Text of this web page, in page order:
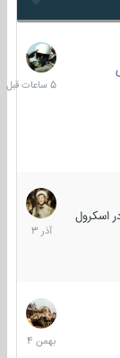
5
ساعات
قبل
7
آذر
1403
30
بهمن
1404